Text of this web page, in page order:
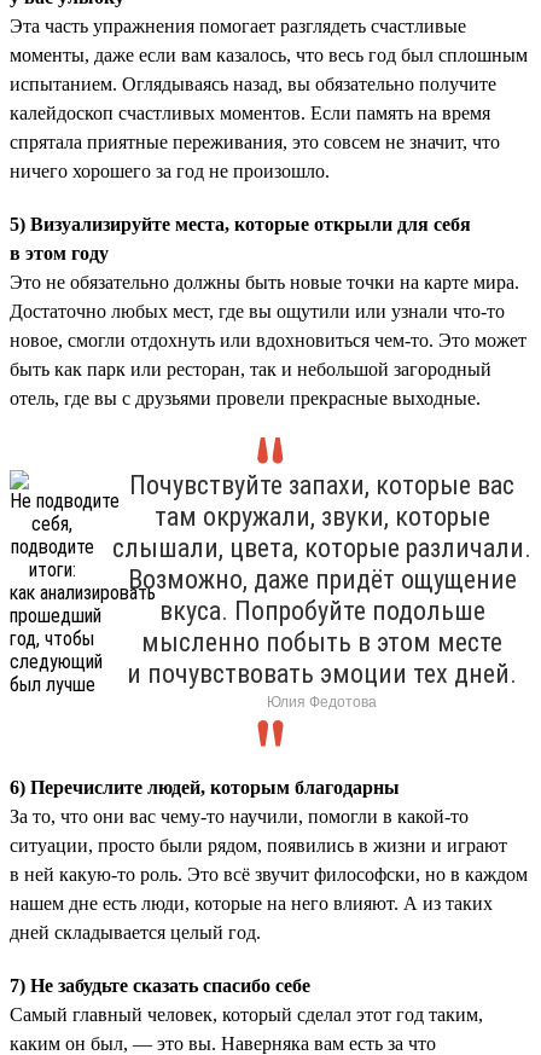
Эта часть упражнения помогает разглядеть счастливые
моменты, даже если вам казалось, что весь год был сплошным
испытанием. Оглядываясь назад, вы обязательно получите
калейдоскоп счастливых моментов. Если память на время
спрятала приятные переживания, это совсем не значит, что
ничего хорошего за год не произошло.
5) Визуализируйте места, которые открыли для себя
в этом году
Это не обязательно должны быть новые точки на карте мира.
Достаточно любых мест, где вы ощутили или узнали что-то
новое, смогли отдохнуть или вдохновиться чем-то. Это может
быть как парк или ресторан, так и небольшой загородный
отель, где вы с друзьями провели прекрасные выходные.
Почувствуйте запахи, которые вас
там окружали, звуки, которые
слышали, цвета, которые различали.
Возможно, даже придёт ощущение
вкуса. Попробуйте подольше
мысленно побыть в этом месте
и почувствовать эмоции тех дней.
Юлия Федотова
6) Перечислите людей, которым благодарны
За то, что они вас чему-то научили, помогли в какой-то
ситуации, просто были рядом, появились в жизни и играют
в ней какую-то роль. Это всё звучит философски, но в каждом
нашем дне есть люди, которые на него влияют. А из таких
дней складывается целый год.
7) Не забудьте сказать спасибо себе
Самый главный человек, который сделал этот год таким,
каким он был, — это вы. Наверняка вам есть за что